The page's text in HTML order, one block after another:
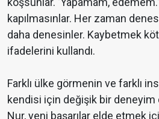
kapılmasınlar. Her zaman
daha denesinler. Kaybetmek
ifadelerini kullandı.
Farklı ülke görmenin ve farklı
kendisi için değişik bir deneyim
Nur, yeni başarılar elde etmek